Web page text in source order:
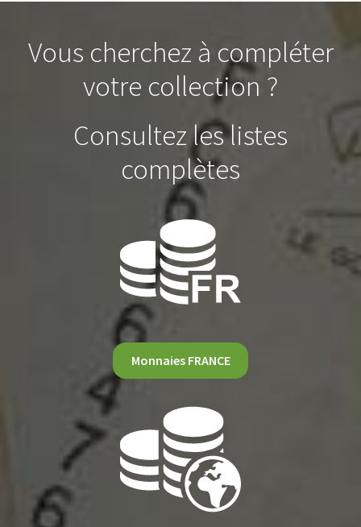
Vous cherchez à compléter
votre collection ?
Consultez les listes
complètes
Monnaies FRANCE